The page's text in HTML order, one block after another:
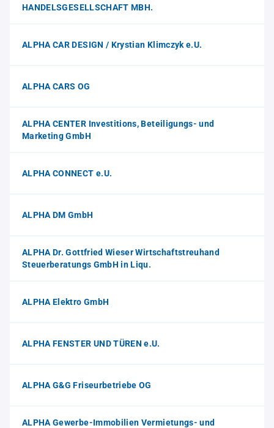
HANDELSGESELLSCHAFT MBH.
ALPHA CAR DESIGN / Krystian Klimczyk e.U.
ALPHA CARS OG
ALPHA CENTER Investitions, Beteiligungs- und
Marketing GmbH
ALPHA CONNECT e.U.
ALPHA DM GmbH
ALPHA Dr. Gottfried Wieser Wirtschaftstreuhand
Steuerberatungs GmbH in Liqu.
ALPHA Elektro GmbH
ALPHA FENSTER UND TÜREN e.U.
ALPHA G&G Friseurbetriebe OG
ALPHA Gewerbe-Immobilien Vermietungs- und